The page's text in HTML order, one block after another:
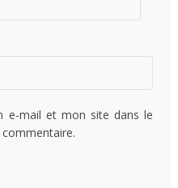
e-mail et mon site dans le